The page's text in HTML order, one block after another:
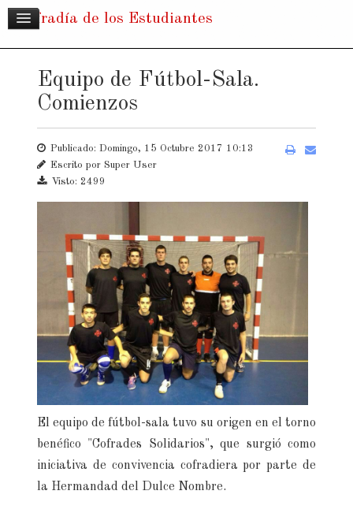
Cofradía de los Estudiantes
Equipo de Fútbol-Sala.
Comienzos
Publicado: Domingo, 15 Octubre 2017 10:13
Escrito por Super User
Visto: 2499
El equipo de fútbol-sala tuvo su origen en el torno
benéfico "Cofrades Solidarios", que surgió como
iniciativa de convivencia cofradiera por parte de
la Hermandad del Dulce Nombre.